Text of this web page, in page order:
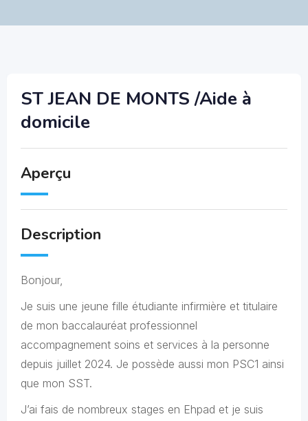
ST JEAN DE MONTS /Aide à
domicile
Aperçu
Description
Bonjour,
Je suis une jeune fille étudiante infirmière et titulaire
de mon baccalauréat professionnel
accompagnement soins et services à la personne
depuis juillet 2024. Je possède aussi mon PSC1 ainsi
que mon SST.
J’ai fais de nombreux stages en Ehpad et je suis